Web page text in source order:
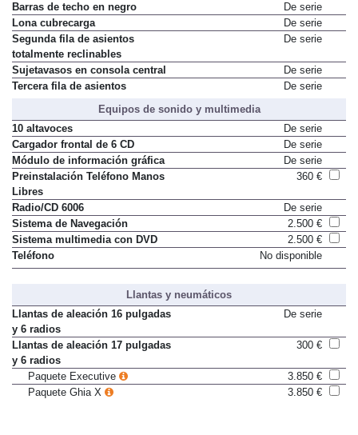
Barras de techo en negro
De serie
Lona cubrecarga
De serie
Segunda fila de asientos
totalmente reclinables
De serie
Sujetavasos en consola central
De serie
Tercera fila de asientos
De serie
Equipos de sonido y multimedia
10 altavoces
De serie
Cargador frontal de 6 CD
De serie
Módulo de información gráfica
De serie
Preinstalación Teléfono Manos
Libres
360 €
Radio/CD 6006
De serie
Sistema de Navegación
2.500 €
Sistema multimedia con DVD
2.500 €
Teléfono
No disponible
Llantas y neumáticos
Llantas de aleación 16 pulgadas
y 6 radios
De serie
Llantas de aleación 17 pulgadas
y 6 radios
300 €
Paquete Executive
3.850 €
Paquete Ghia X
3.850 €